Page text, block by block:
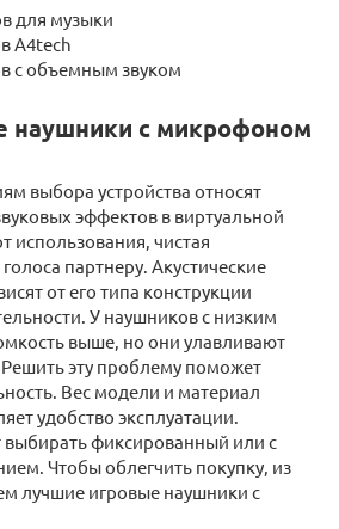
для музыки
A4tech
с объемным звуком
наушники с микрофоном
выбора устройства относят
эффектов в виртуальной
использования, чистая
партнеру. Акустические
от его типа конструкции
У наушников с низким
выше, но они улавливают
эту проблему поможет
Вес модели и материал
удобство эксплуатации.
фиксированный или с
Чтобы облегчить покупку, из
лучшие игровые наушники с